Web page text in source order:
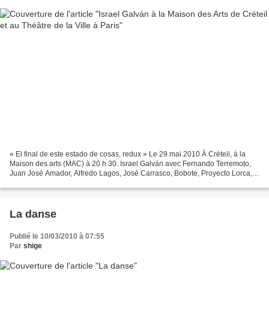
« El final de este estado de cosas, redux » Le 29 mai 2010 À Créteil, à la
Maison des arts (MAC) à 20 h 30. Israel Galván avec Fernando Terremoto,
Juan José Amador, Alfredo Lagos, José Carrasco, Bobote, Proyecto Lorca,
La danse
Publié le 10/03/2010 à 07:55
Par shige